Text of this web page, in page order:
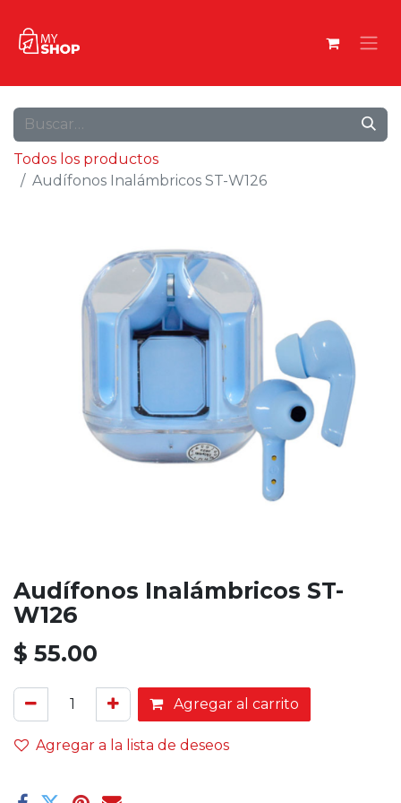
Todos los productos
Audífonos Inalámbricos ST-W126
Audífonos Inalámbricos ST-
W126
$ 55.00
Agregar al carrito
Agregar a la lista de deseos